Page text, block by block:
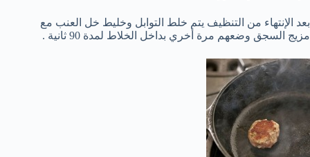
بعد الإنتهاء من التنظيف يتم خلط التوابل وخليط خل العنب مع
مزيج السجق وضعهم مرة أخري بداخل الخلاط لمدة 90 ثانية .